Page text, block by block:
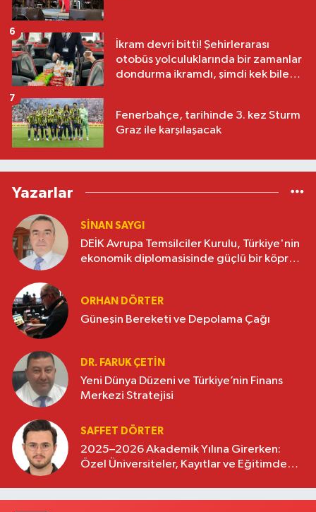
İkram devri bitti! Şehirlerarası
otobüs yolculuklarında bir zamanlar
dondurma ikramdı, şimdi kek bile
6
Fenerbahçe, tarihinde 3. kez Sturm
Graz ile karşılaşacak
7
Yazarlar
SINAN SAYGI
DEİK Avrupa Temsilciler Kurulu, Türkiye'nin
ekonomik diplomasisinde güçlü bir köprü
ORHAN DÖRTER
Güneşin Bereketi ve Depolama Çağı
DR. FARUK ÇETİN
Yeni Dünya Düzeni ve Türkiye’nin Finans
Merkezi Stratejisi
SAFFET DÖRTER
2025–2026 Akademik Yılına Girerken:
Özel Üniversiteler, Kayıtlar ve Eğitimde